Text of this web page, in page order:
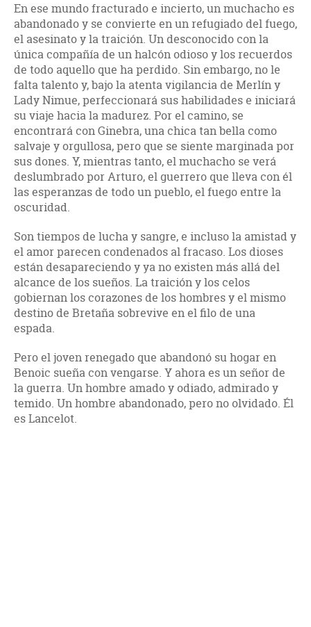
En ese mundo fracturado e incierto, un muchacho es
abandonado y se convierte en un refugiado del fuego,
el asesinato y la traición. Un desconocido con la
única compañía de un halcón odioso y los recuerdos
de todo aquello que ha perdido. Sin embargo, no le
falta talento y, bajo la atenta vigilancia de Merlín y
Lady Nimue, perfeccionará sus habilidades e iniciará
su viaje hacia la madurez. Por el camino, se
encontrará con Ginebra, una chica tan bella como
salvaje y orgullosa, pero que se siente marginada por
sus dones. Y, mientras tanto, el muchacho se verá
deslumbrado por Arturo, el guerrero que lleva con él
las esperanzas de todo un pueblo, el fuego entre la
oscuridad.
Son tiempos de lucha y sangre, e incluso la amistad y
el amor parecen condenados al fracaso. Los dioses
están desapareciendo y ya no existen más allá del
alcance de los sueños. La traición y los celos
gobiernan los corazones de los hombres y el mismo
destino de Bretaña sobrevive en el filo de una
espada.
Pero el joven renegado que abandonó su hogar en
Benoic sueña con vengarse. Y ahora es un señor de
la guerra. Un hombre amado y odiado, admirado y
temido. Un hombre abandonado, pero no olvidado. Él
es Lancelot.